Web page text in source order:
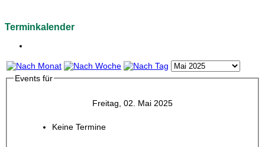
Terminkalender
Events für
Freitag, 02. Mai 2025
Keine Termine